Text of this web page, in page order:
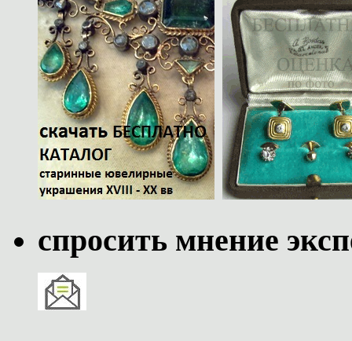
спросить мнение